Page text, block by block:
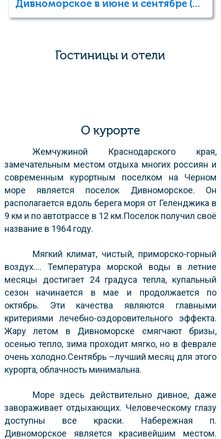
Дивноморское в июне и сентябре (тур выходного дня)
Гостиницы и отели
О курорте
Жемчужиной Краснодарского края,
замечательным местом отдыха многих россиян и
современным курортным поселком на Черном
море является поселок Дивноморское. Он
располагается вдоль берега моря от Геленджика в
9 км и по автотрассе в 12 км.Поселок получил своё
название в 1964 году.
Мягкий климат, чистый, приморско-горный
воздух…. Температура морской воды в летние
месяцы достигает 24 градуса тепла, купальный
сезон начинается в мае и продолжается по
октябрь. Эти качества являются главными
критериями лечебно-оздоровительного эффекта.
Жару летом в Дивноморске смягчают бризы,
осенью тепло, зима проходит мягко, но в феврале
очень холодно.Сентябрь –лучший месяц для этого
курорта, облачность минимальна.
Море здесь действительно дивное, даже
завораживает отдыхающих. Человеческому глазу
доступны все краски. Набережная п.
Дивноморское является красивейшим местом.